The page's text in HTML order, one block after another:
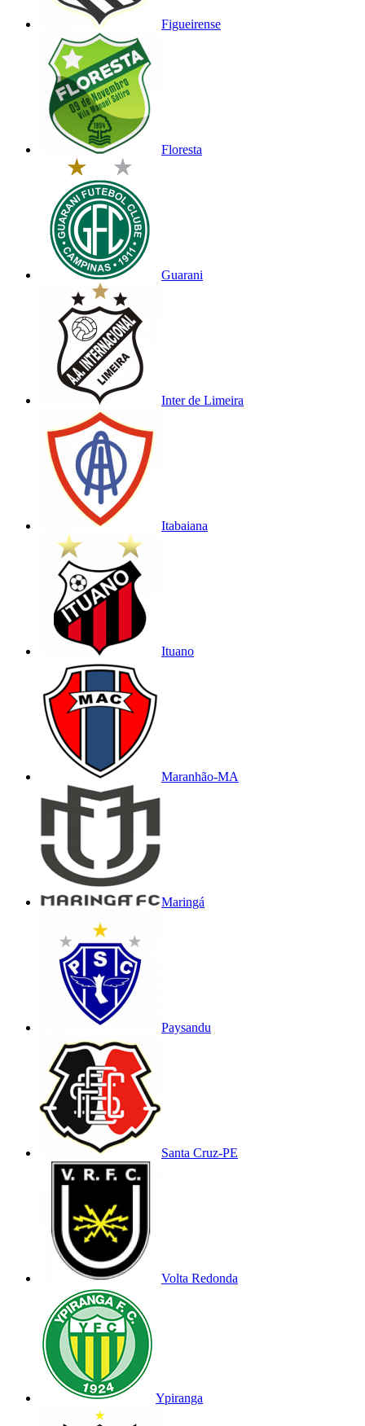
Figueirense
Floresta
Guarani
Inter de Limeira
Itabaiana
Ituano
Maranhão-MA
Maringá
Paysandu
Santa Cruz-PE
Volta Redonda
Ypiranga